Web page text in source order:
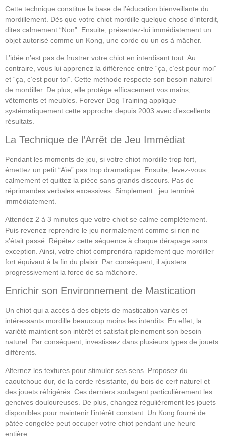
Cette technique constitue la base de l’éducation bienveillante du
mordillement. Dès que votre chiot mordille quelque chose d’interdit,
dites calmement “Non”. Ensuite, présentez-lui immédiatement un
objet autorisé comme un Kong, une corde ou un os à mâcher.
L’idée n’est pas de frustrer votre chiot en interdisant tout. Au
contraire, vous lui apprenez la différence entre “ça, c’est pour moi”
et “ça, c’est pour toi”. Cette méthode respecte son besoin naturel
de mordiller. De plus, elle protège efficacement vos mains,
vêtements et meubles. Forever Dog Training applique
systématiquement cette approche depuis 2003 avec d’excellents
résultats.
La Technique de l’Arrêt de Jeu Immédiat
Pendant les moments de jeu, si votre chiot mordille trop fort,
émettez un petit “Aïe” pas trop dramatique. Ensuite, levez-vous
calmement et quittez la pièce sans grands discours. Pas de
réprimandes verbales excessives. Simplement : jeu terminé
immédiatement.
Attendez 2 à 3 minutes que votre chiot se calme complètement.
Puis revenez reprendre le jeu normalement comme si rien ne
s’était passé. Répétez cette séquence à chaque dérapage sans
exception. Ainsi, votre chiot comprendra rapidement que mordiller
fort équivaut à la fin du plaisir. Par conséquent, il ajustera
progressivement la force de sa mâchoire.
Enrichir son Environnement de Mastication
Un chiot qui a accès à des objets de mastication variés et
intéressants mordille beaucoup moins les interdits. En effet, la
variété maintient son intérêt et satisfait pleinement son besoin
naturel. Par conséquent, investissez dans plusieurs types de jouets
différents.
Alternez les textures pour stimuler ses sens. Proposez du
caoutchouc dur, de la corde résistante, du bois de cerf naturel et
des jouets réfrigérés. Ces derniers soulagent particulièrement les
gencives douloureuses. De plus, changez régulièrement les jouets
disponibles pour maintenir l’intérêt constant. Un Kong fourré de
pâtée congelée peut occuper votre chiot pendant une heure
entière.